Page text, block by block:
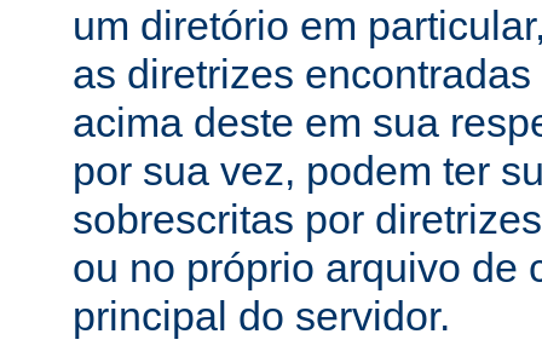
um diretório em
as diretrizes
acima deste em sua
por sua vez, podem ter
sobrescritas por
ou no próprio arquivo de
principal do servidor.